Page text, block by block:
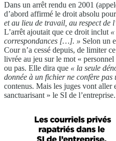
Dans un arrêt rendu en 2001
d’abord affirmé le droit absolu
et au lieu de travail, au respect de
L’arrêt ajoutait que ce droit inclut
correspondances […]. » Selon un
Cour n’a cessé depuis, de limiter
livrée au jeu sur le mot «
ou pas. Elle dira que « la seule
donnée à un fichier ne confère pas
contenus. Mais les juges vont aller
sanctuarisant » le SI de l’entreprise.